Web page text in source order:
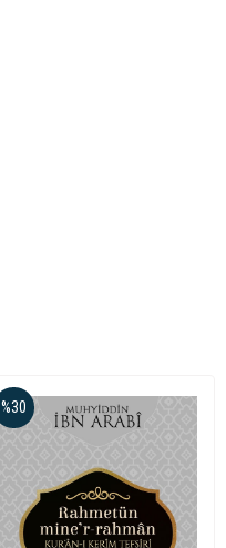
%30